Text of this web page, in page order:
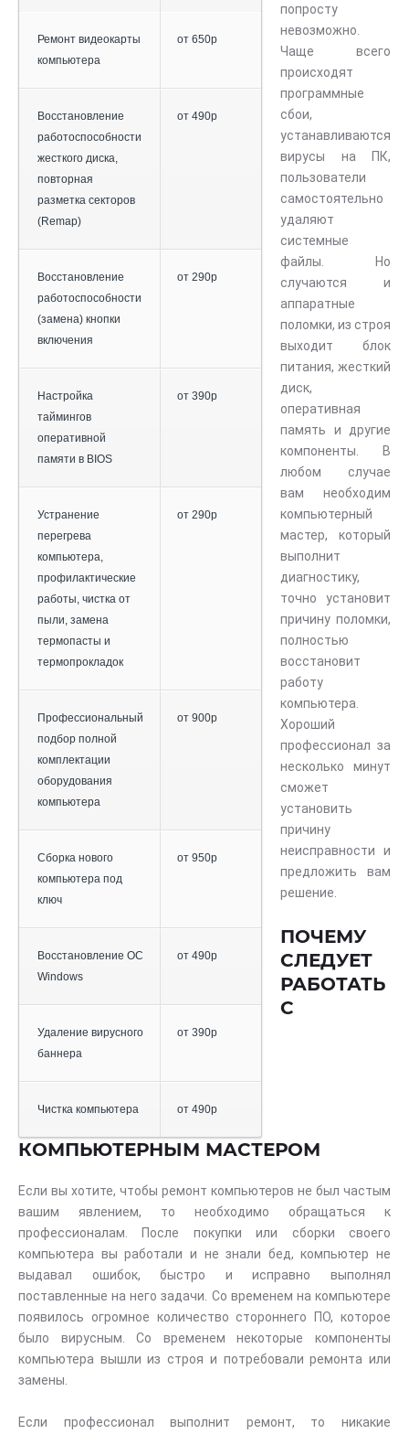
Ремонт видеокарты
компьютера
от 650р
Восстановление
работоспособности
жесткого диска,
повторная
разметка секторов
(Remap)
от 490р
Восстановление
работоспособности
(замена) кнопки
включения
от 290р
Настройка
таймингов
оперативной
памяти в BIOS
от 390р
Устранение
перегрева
компьютера,
профилактические
работы, чистка от
пыли, замена
термопасты и
термопрокладок
от 290р
Профессиональный
подбор полной
комплектации
оборудования
компьютера
от 900р
Сборка нового
компьютера под
ключ
от 950р
Восстановление ОС
Windows
от 490р
Удаление вирусного
баннера
от 390р
Чистка компьютера от 490р
попросту
невозможно.
Чаще всего
происходят
программные
сбои,
устанавливаются
вирусы на ПК,
пользователи
самостоятельно
удаляют
системные
файлы. Но
случаются и
аппаратные
поломки, из строя
выходит блок
питания, жесткий
диск,
оперативная
память и другие
компоненты. В
любом случае
вам необходим
компьютерный
мастер, который
выполнит
диагностику,
точно установит
причину поломки,
полностью
восстановит
работу
компьютера.
Хороший
профессионал за
несколько минут
сможет
установить
причину
неисправности и
предложить вам
решение.
ПОЧЕМУ
СЛЕДУЕТ
РАБОТАТЬ
С
КОМПЬЮТЕРНЫМ МАСТЕРОМ
Если вы хотите, чтобы ремонт компьютеров не был частым
вашим явлением, то необходимо обращаться к
профессионалам. После покупки или сборки своего
компьютера вы работали и не знали бед, компьютер не
выдавал ошибок, быстро и исправно выполнял
поставленные на него задачи. Со временем на компьютере
появилось огромное количество стороннего ПО, которое
было вирусным. Со временем некоторые компоненты
компьютера вышли из строя и потребовали ремонта или
замены.
Если профессионал выполнит ремонт, то никакие